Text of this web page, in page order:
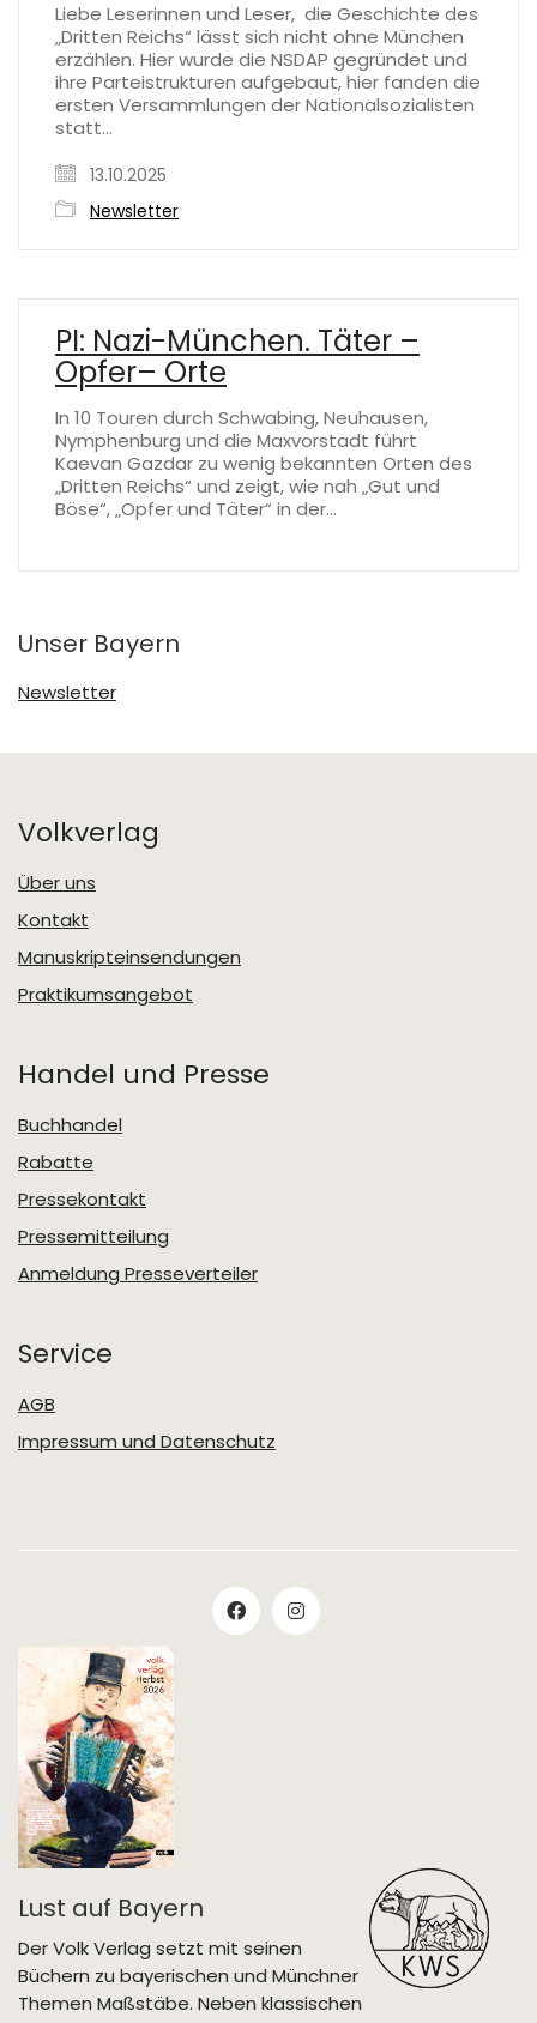
Liebe Leserinnen und Leser, die Geschichte des
„Dritten Reichs“ lässt sich nicht ohne München
erzählen. Hier wurde die NSDAP gegründet und
ihre Parteistrukturen aufgebaut, hier fanden die
ersten Versammlungen der Nationalsozialisten
statt…
13.10.2025
Newsletter
PI: Nazi-München. Täter –
Opfer– Orte
In 10 Touren durch Schwabing, Neuhausen,
Nymphenburg und die Maxvorstadt führt
Kaevan Gazdar zu wenig bekannten Orten des
„Dritten Reichs“ und zeigt, wie nah „Gut und
Böse“, „Opfer und Täter“ in der…
Unser Bayern
Newsletter
Volkverlag
Über uns
Kontakt
Manuskripteinsendungen
Praktikumsangebot
Handel und Presse
Buchhandel
Rabatte
Pressekontakt
Pressemitteilung
Anmeldung Presseverteiler
Service
AGB
Impressum und Datenschutz
Lust auf Bayern
Der Volk Verlag setzt mit seinen
Büchern zu bayerischen und Münchner
Themen Maßstäbe. Neben klassischen